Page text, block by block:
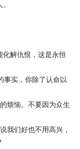
解仇恨，这是永恒
事实，你除了认命以
烦恼。不要因为众生
我们好也不用高兴，